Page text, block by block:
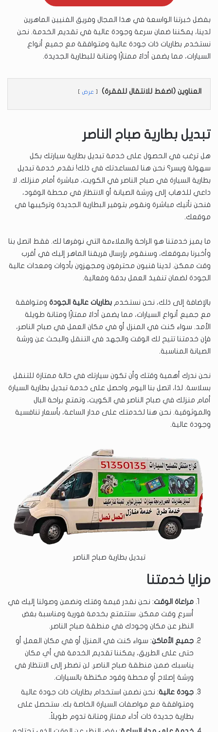
بفضل خبرتنا الواسعة في هذا المجال وفريق الفنيين الماهرين
لدينا، يمكننا ضمان سرعة وجودة عالية في تقديم الخدمة. نحن
نستخدم بطاريات ذات جودة عالية ومتوافقة مع جميع أنواع
السيارات، مما يضمن أداءً ممتازًا ومتانة للبطارية الجديدة.
العناوين (اضغط للانتقال للفقرة) عرض
تبديل بطارية صباح الناصر
هل ترغب في الحصول على خدمة تبديل بطارية سيارتك بكل
سهولة ويسر؟ نحن هنا لمساعدتك في ذلك! نقدم خدمة تبديل
بطارية السيارة في صباح الناصر في الكويت، مباشرة أمام منزلك. لا
داعي للذهاب إلى ورشة الصيانة أو الانتظار في محطة الوقود،
فنحن نأتيك مباشرة ونقوم بتوفير البطارية الجديدة وتركيبها في
موقعك.
ما يميز خدمتنا هو الراحة والملاءمة التي نوفرها لك. فقط اتصل بنا
وأخبرنا بموقعك، وسنقوم بإرسال فريقنا الماهر إليك في أقرب
وقت ممكن. لدينا فنيون محترفون ومجهزون بأدوات ومعدات عالية
الجودة لضمان تنفيذ العمل بدقة وفعالية.
بالإضافة إلى ذلك، نحن نستخدم بطاريات عالية الجودة ومتوافقة
مع جميع أنواع السيارات، مما يضمن أداءً ممتازًا ومتانة طويلة
الأمد. سواء كنت في المنزل أو في مكان العمل في صباح الناصر،
فإن خدمتنا تتيح لك الوقت والجهد في التنقل والبحث عن ورشة
الصيانة المناسبة.
نحن ندرك أهمية وقتك وأن تكون سيارتك في حالة ممتازة للتنقل
بسلاسة. لذا، اتصل بنا اليوم واحصل على خدمة تبديل بطارية السيارة
أمام منزلك في صباح الناصر في الكويت، وتمتع براحة البال
والموثوقية. نحن هنا لخدمتك على مدار الساعة، بأسعار تنافسية
وجودة عالية.
تبديل بطارية صباح الناصر
مزايا خدمتنا
مراعاة الوقت: نحن نقدر قيمة وقتك ونضمن وصولنا إليك في
أسرع وقت ممكن. ستتمتع بخدمة فورية ومناسبة بغض
النظر عن مكان وجودك في منطقة صباح الناصر.
جميع الأماكن: سواء كنت في المنزل أو في مكان العمل أو
حتى على الطريق، يمكننا تقديم الخدمة في أي مكان
يناسبك ضمن منطقة صباح الناصر. لن تضطر إلى الانتظار في
ورشة إصلاح أو محطة وقود مكتظة بالسيارات.
جودة عالية: نحن نضمن استخدام بطاريات ذات جودة عالية
ومتوافقة مع مواصفات السيارة الخاصة بك. ستحصل على
بطارية جديدة ذات أداء ممتاز ومتانة تدوم طويلاً.